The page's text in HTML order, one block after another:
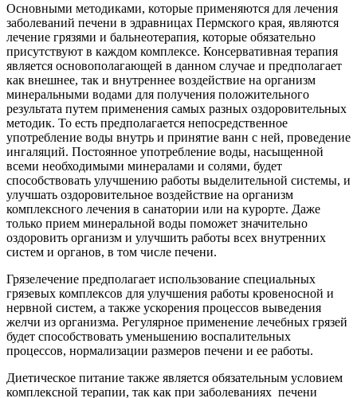
Основными методиками, которые применяются для лечения
заболеваний печени в эдравницах Пермского края, являются
лечение грязями и бальнеотерапия, которые обязательно
присутствуют в каждом комплексе. Консервативная терапия
является основополагающей в данном случае и предполагает
как внешнее, так и внутреннее воздействие на организм
минеральными водами для получения положительного
результата путем применения самых разных оздоровительных
методик. То есть предполагается непосредственное
употребление воды внутрь и принятие ванн с ней, проведение
ингаляций. Постоянное употребление воды, насыщенной
всеми необходимыми минералами и солями, будет
способствовать улучшению работы выделительной системы, и
улучшать оздоровительное воздействие на организм
комплексного лечения в санатории или на курорте. Даже
только прием минеральной воды поможет значительно
оздоровить организм и улучшить работы всех внутренних
систем и органов, в том числе печени.
Грязелечение предполагает использование специальных
грязевых комплексов для улучшения работы кровеносной и
нервной систем, а также ускорения процессов выведения
желчи из организма. Регулярное применение лечебных грязей
будет способствовать уменьшению воспалительных
процессов, нормализации размеров печени и ее работы.
Диетическое питание также является обязательным условием
комплексной терапии, так как при заболеваниях печени